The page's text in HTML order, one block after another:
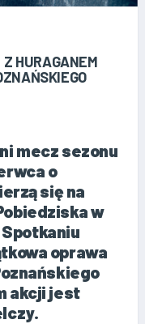
HURAGANEM
mecz sezonu
o
się na
w
oprawa
akcji jest